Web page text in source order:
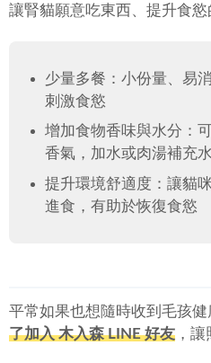
讓腎貓願意吃東西、提升食慾
少量多餐：小份量、易
刺激食慾
增加食物香味與水分：
香氣，加水或肉湯補充
提升環境舒適度：讓貓
進食，有助於恢復食慾
平常如果也想隨時收到毛孩健
了加入 木入森 LINE 好友 ，